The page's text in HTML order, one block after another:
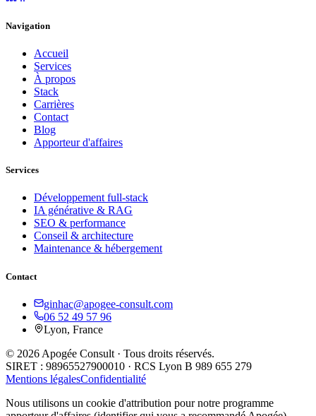
Navigation
Accueil
Services
À propos
Stack
Carrières
Contact
Blog
Apporteur d'affaires
Services
Développement full-stack
IA générative & RAG
SEO & performance
Conseil & architecture
Maintenance & hébergement
Contact
ginhac@apogee-consult.com
06 52 49 57 96
Lyon, France
© 2026 Apogée Consult · Tous droits réservés.
SIRET : 98965527900010 · RCS Lyon B 989 655 279
Mentions légalesConfidentialité
Nous utilisons un cookie d'attribution pour notre programme